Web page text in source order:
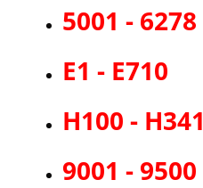
5001 - 6278
E1 - E710
H100 - H341
9001 - 9500